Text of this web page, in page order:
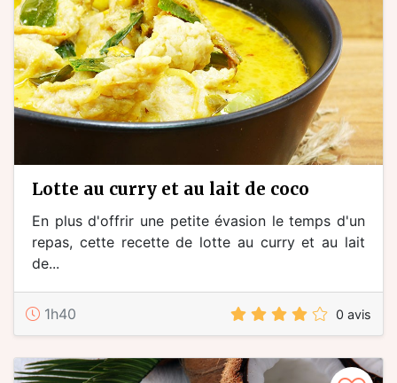
lotte au curry et au lait de coco
En plus d'offrir une petite évasion le temps d'un
repas, cette recette de lotte au curry et au lait
de...
1h40 0 avis